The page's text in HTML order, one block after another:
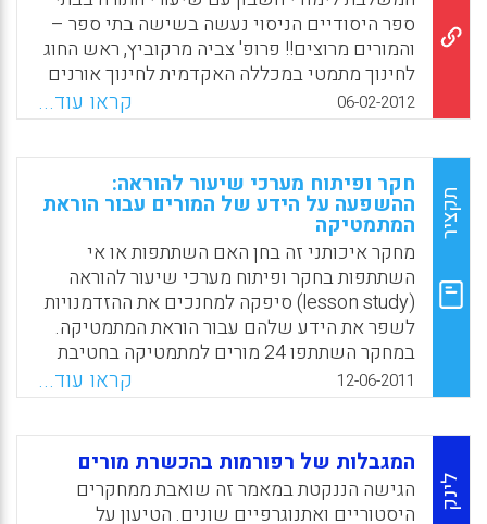
אולי היה ראוי שלימודי אדריכלות בבתי ספר
יסודיים יהיו חלק בלתי נפרד מלימודי הליבה
(מיכאל יעקובסון, 2012).
WhatsApp
Facebook
Email
X
ספר היסודיים הניסוי נעשה בשישה בתי ספר –
והמורים מרוצים!! פרופ' צביה מרקוביץ, ראש החוג
לחינוך מתמטי במכללה האקדמית לחינוך אורנים
פיתחה יחד עם גב' צ'רנה נשר, תוכנית לימודים
חדשנית, המורכבת מבעיות מתמטיות שנלקחו
מפרשות השבוע. על פי תפיסת העולם של פרופ'
מרקוביץ', המתמטיקה אינה צריכה להיות מנותקת,
להיפך המתמטיקה נמצאת בכל מקום, אפילו
בסיפורי התורה. מרקוביץ: "הקשר בין מתמטיקה
ופרשת השבוע מאפשר למידה חווייתית הן של
המתמטיקה והן של פרשת השבוע, גורם לילדים
להבין שהמתמטיקה קשורה לחיינו ושאפשר
להתחבר למתמטיקה מכיוונים שונים.
WhatsApp
Facebook
Email
X
06-02-2012 קראו עוד...
תקציר
חקר ופיתוח מערכי שיעור להוראה:
ההשפעה על הידע של המורים עבור הוראת
המתמטיקה
מחקר איכותני זה בחן האם השתתפות או אי
השתתפות בחקר ופיתוח מערכי שיעור להוראה
(lesson study) סיפקה למחנכים את ההזדמנויות
לשפר את הידע שלהם עבור הוראת המתמטיקה.
במחקר השתתפו 24 מורים למתמטיקה בחטיבת
הביניים מתוך שבעה בתי ספר עירוניים שיצרו
חמש קבוצות של חקר ופיתוח מערכי שיעור
להוראה. ניתוח הנתונים הראה שגורמים מסוימים
במעגל של חקר ופיתוח מערכי שיעור להוראה
סיפקו הזדמנות גדולה יותר עבור המורים להגדיל
את הידע שלהם עבור הוראת המתמטיקה. לגורמים
12-06-2011 קראו עוד...
לינק
המגבלות של רפורמות בהכשרת מורים
הגישה הננקטת במאמר זה שואבת ממחקרים
היסטוריים ואתנוגרפיים שונים. הטיעון על